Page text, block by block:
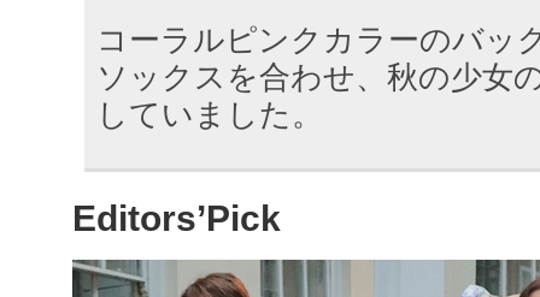
コーラルピンクカラーのバッ
ソックスを合わせ、秋の少女
していました。
Editors’Pick